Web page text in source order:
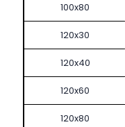
100x80
120x30
120x40
120x60
120x80